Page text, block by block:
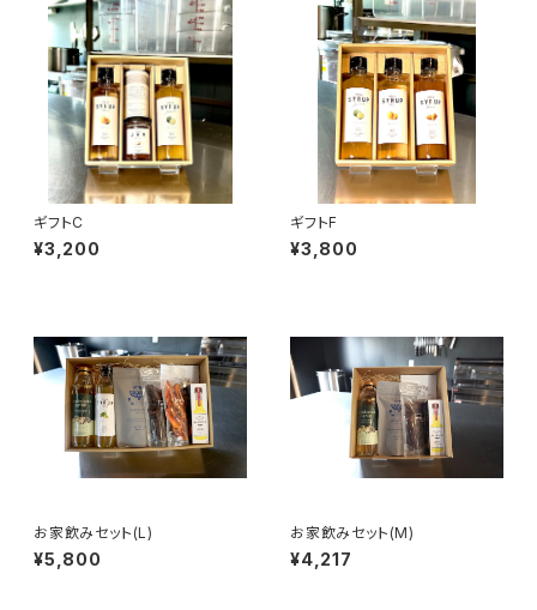
ギフトC
¥3,200
ギフトF
¥3,800
お家飲みセット(L)
¥5,800
お家飲みセット(M)
¥4,217